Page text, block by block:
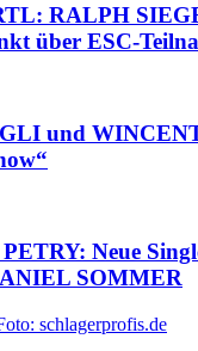
RALPH
über ESC-
und
Neue
SOMMER